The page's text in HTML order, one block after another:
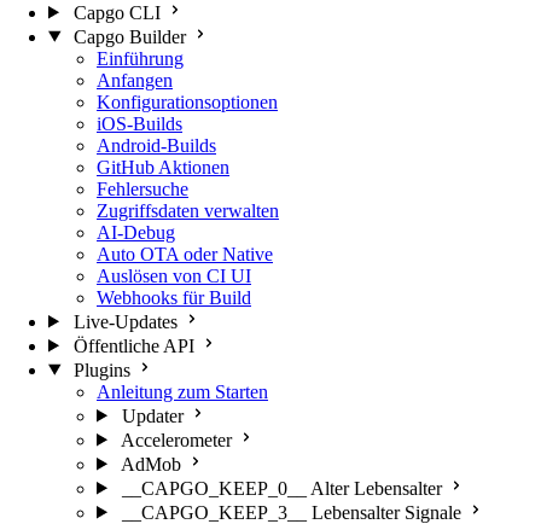
Capgo CLI
Capgo Builder
Einführung
Anfangen
Konfigurationsoptionen
iOS-Builds
Android-Builds
GitHub Aktionen
Fehlersuche
Zugriffsdaten verwalten
AI-Debug
Auto OTA oder Native
Auslösen von CI UI
Webhooks für Build
Live-Updates
Öffentliche API
Plugins
Anleitung zum Starten
Updater
Accelerometer
AdMob
__CAPGO_KEEP_0__ Alter Lebensalter
__CAPGO_KEEP_3__ Lebensalter Signale